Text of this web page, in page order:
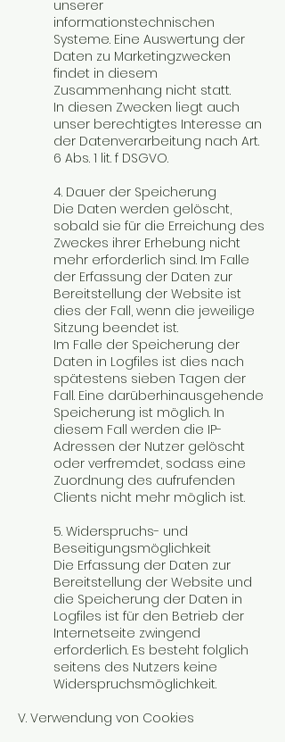
unserer
informationstechnischen
Systeme. Eine Auswertung der
Daten zu Marketingzwecken
findet in diesem
Zusammenhang nicht statt.
In diesen Zwecken liegt auch
unser berechtigtes Interesse an
der Datenverarbeitung nach Art.
6 Abs. 1 lit. f DSGVO.
4. Dauer der Speicherung
Die Daten werden gelöscht,
sobald sie für die Erreichung des
Zweckes ihrer Erhebung nicht
mehr erforderlich sind. Im Falle
der Erfassung der Daten zur
Bereitstellung der Website ist
dies der Fall, wenn die jeweilige
Sitzung beendet ist.
Im Falle der Speicherung der
Daten in Logfiles ist dies nach
spätestens sieben Tagen der
Fall. Eine darüberhinausgehende
Speicherung ist möglich. In
diesem Fall werden die IP-
Adressen der Nutzer gelöscht
oder verfremdet, sodass eine
Zuordnung des aufrufenden
Clients nicht mehr möglich ist.
5. Widerspruchs- und
Beseitigungsmöglichkeit
Die Erfassung der Daten zur
Bereitstellung der Website und
die Speicherung der Daten in
Logfiles ist für den Betrieb der
Internetseite zwingend
erforderlich. Es besteht folglich
seitens des Nutzers keine
Widerspruchsmöglichkeit.
V. Verwendung von Cookies